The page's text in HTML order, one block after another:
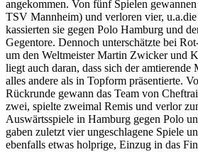
angekommen. Von fünf Spielen
TSV Mannheim) und verloren vier,
kassierten sie gegen Polo Hamburg und
Gegentore. Dennoch unterschätzte bei
um den Weltmeister Martin Zwicker und
liegt auch daran, dass sich der amtierende
alles andere als in Topform präsentierte.
Rückrunde gewann das Team von
zwei, spielte zweimal Remis und verlor
Auswärtsspiele in Hamburg gegen Polo
gaben zuletzt vier ungeschlagene Spiele
ebenfalls etwas holprige, Einzug in das